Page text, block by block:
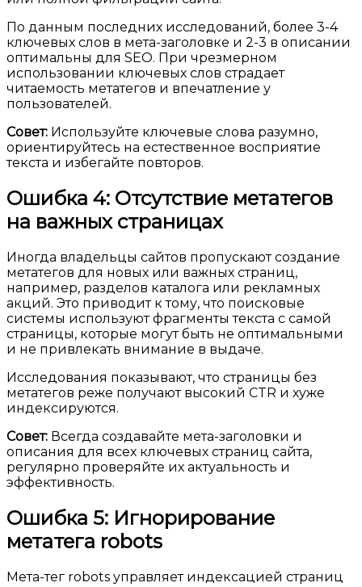
По данным последних исследований, более 3-4
ключевых слов в мета-заголовке и 2-3 в описании
оптимальны для SEO. При чрезмерном
использовании ключевых слов страдает
читаемость метатегов и впечатление у
пользователей.
Совет: Используйте ключевые слова разумно,
ориентируйтесь на естественное восприятие
текста и избегайте повторов.
Ошибка 4: Отсутствие метатегов
на важных страницах
Иногда владельцы сайтов пропускают создание
метатегов для новых или важных страниц,
например, разделов каталога или рекламных
акций. Это приводит к тому, что поисковые
системы используют фрагменты текста с самой
страницы, которые могут быть не оптимальными
и не привлекать внимание в выдаче.
Исследования показывают, что страницы без
метатегов реже получают высокий CTR и хуже
индексируются.
Совет: Всегда создавайте мета-заголовки и
описания для всех ключевых страниц сайта,
регулярно проверяйте их актуальность и
эффективность.
Ошибка 5: Игнорирование
метатега robots
Мета-тег robots управляет индексацией страниц